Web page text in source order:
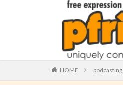
HOME podcasting